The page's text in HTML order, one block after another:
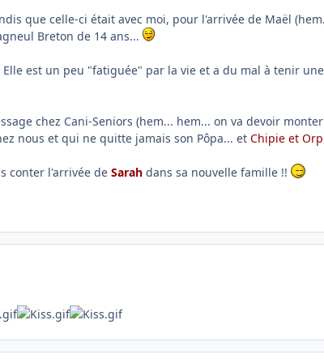
que celle-ci était avec moi, pour l'arrivée de Maël
Breton de 14 ans...
Elle est un peu "fatiguée" par la vie et a du mal à tenir
chez Cani-Seniors (hem... hem... on va devoir
nous et qui ne quitte jamais son Pôpa... et Chipie et
conter l'arrivée de Sarah dans sa nouvelle famille !!